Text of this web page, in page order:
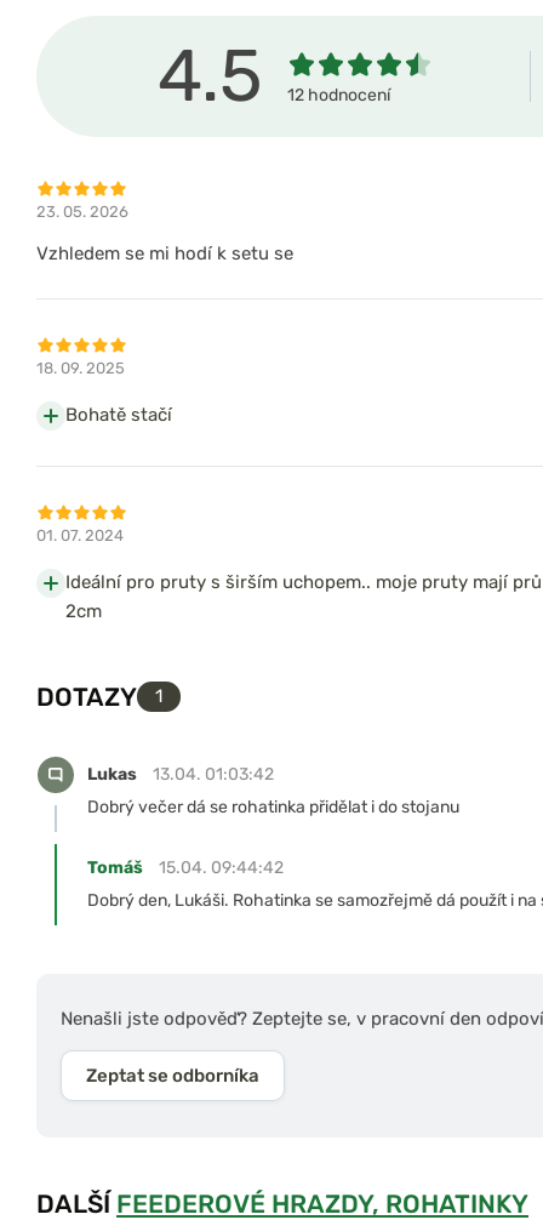
4.5 12 hodnocení
23. 05. 2026
Vzhledem se mi hodí k setu se
18. 09. 2025
Bohatě stačí
01. 07. 2024
Ideální pro pruty s širším uchopem.. moje pruty mají
2cm
DOTAZY 1
Lukas
13.04. 01:03:42
Dobrý večer dá se rohatinka přidělat i do stojanu
Tomáš
15.04. 09:44:42
Dobrý den, Lukáši. Rohatinka se samozřejmě dá použít i
Nenašli jste odpověď? Zeptejte se, v pracovní den
Zeptat se odborníka
DALŠÍ FEEDEROVÉ HRAZDY, ROHATINKY